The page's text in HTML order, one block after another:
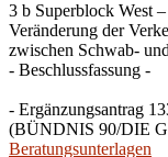
3 b Superblock West
Veränderung der
zwischen Schwab-
- Beschlussfassung -
- Ergänzungsantrag
(BÜNDNIS 90/DIE
Beratungsunterlagen